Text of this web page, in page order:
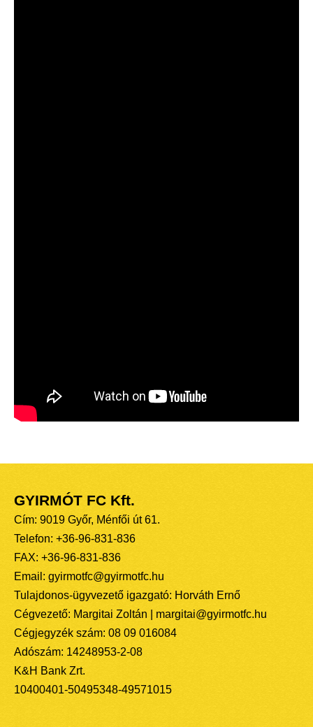
GYIRMÓT FC Kft.
Cím: 9019 Győr, Ménfői út 61.
Telefon: +36-96-831-836
FAX: +36-96-831-836
Email: gyirmotfc@gyirmotfc.hu
Tulajdonos-ügyvezető igazgató: Horváth Ernő
Cégvezető: Margitai Zoltán | margitai@gyirmotfc.hu
Cégjegyzék szám: 08 09 016084
Adószám: 14248953-2-08
K&H Bank Zrt.
10400401-50495348-49571015